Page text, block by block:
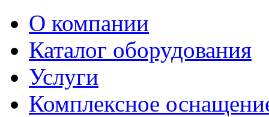
О компании
Каталог оборудования
Услуги
Комплексное